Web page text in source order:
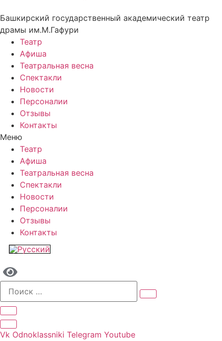
Башкирский государственный академический театр
драмы им.М.Гафури
Театр
Афиша
Театральная весна
Спектакли
Новости
Персоналии
Отзывы
Контакты
Меню
Театр
Афиша
Театральная весна
Спектакли
Новости
Персоналии
Отзывы
Контакты
Vk Odnoklassniki Telegram Youtube